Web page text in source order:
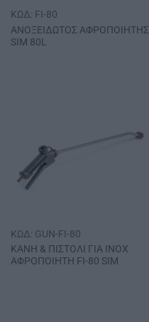
ΚΩΔ: FI-80
ΑΝΟΞΕΙΔΩΤΟΣ ΑΦΡΟΠΟΙΗΤΗΣ
SΙΜ 80L
ΚΩΔ: GUN-FI-80
ΚΑΝΗ & ΠΙΣΤΟΛΙ ΓΙΑ INOX
ΑΦΡΟΠΟΙΗΤΗ FI-80 SIM